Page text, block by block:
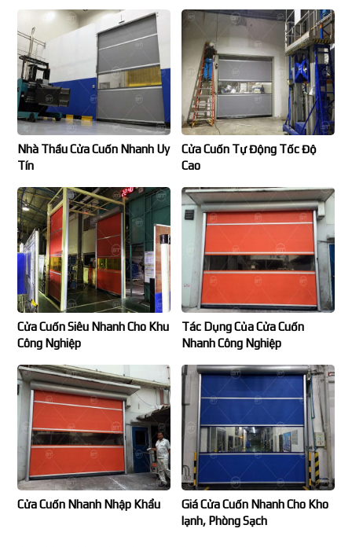
Nhà Thầu Cửa Cuốn Nhanh Uy
Tín
Cửa Cuốn Tự Động Tốc Độ
Cao
Cửa Cuốn Siêu Nhanh Cho Khu
Công Nghiệp
Tác Dụng Của Cửa Cuốn
Nhanh Công Nghiệp
Cửa Cuốn Nhanh Nhập Khẩu
Giá Cửa Cuốn Nhanh Cho Kho
lạnh, Phòng Sạch